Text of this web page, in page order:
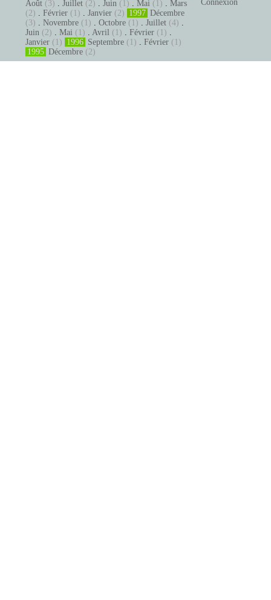
Août (3) . Juillet (2) . Juin (1) . Mai (1) . Mars
(2) . Février (1) . Janvier (2) 1997 Décembre
(3) . Novembre (1) . Octobre (1) . Juillet (4) .
Juin (2) . Mai (1) . Avril (1) . Février (1) .
Janvier (1) 1996 Septembre (1) . Février (1)
1995 Décembre (2)
Connexion